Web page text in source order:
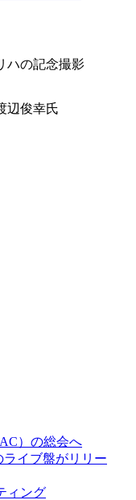
ハの記念撮影
辺俊幸氏
）の総会へ
イブ盤がリリー
ィング